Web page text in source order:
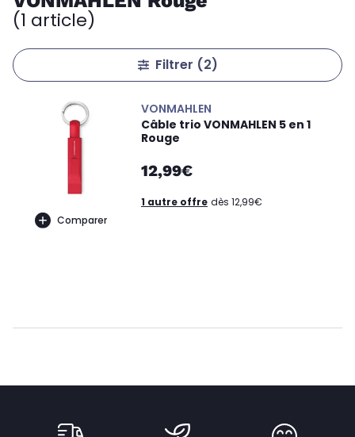
(1 article)
Filtrer (2)
Comparer
VONMAHLEN
Câble trio VONMAHLEN 5 en 1
Rouge
12,99€
1 autre offre dès 12,99€